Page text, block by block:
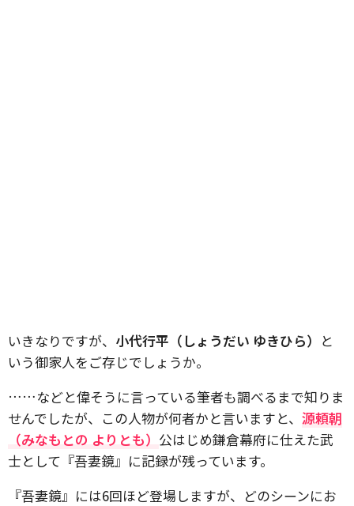
いきなりですが、 小代行平（しょうだい ゆきひら） と
いう御家人をご存じでしょうか。
……などと偉そうに言っている筆者も調べるまで知りま
せんでしたが、この人物が何者かと言いますと、 源頼朝
（みなもとの よりとも） 公はじめ鎌倉幕府に仕えた武
士として『吾妻鏡』に記録が残っています。
『吾妻鏡』には6回ほど登場しますが、どのシーンにお